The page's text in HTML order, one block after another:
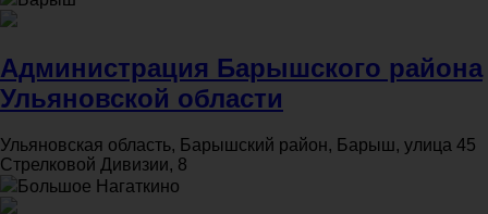
Администрация Барышского района
Ульяновской области
Ульяновская область, Барышский район, Барыш, улица 45
Стрелковой Дивизии, 8
Большое Нагаткино